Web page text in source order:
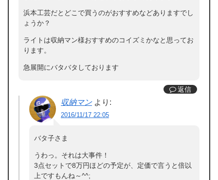
浜本工芸だとどこで買うのがおすすめなどありますでし
ょうか？
ライトは収納マン様おすすめのコイズミかなと思ってお
ります。
急展開にバタバタしております
返信
収納マン より:
2016/11/17 22:05
バタ子さま
うわっ。それは大事件！
3点セットで8万円ほどの予定が、定価で言うと倍以
上ですもんね～^^;